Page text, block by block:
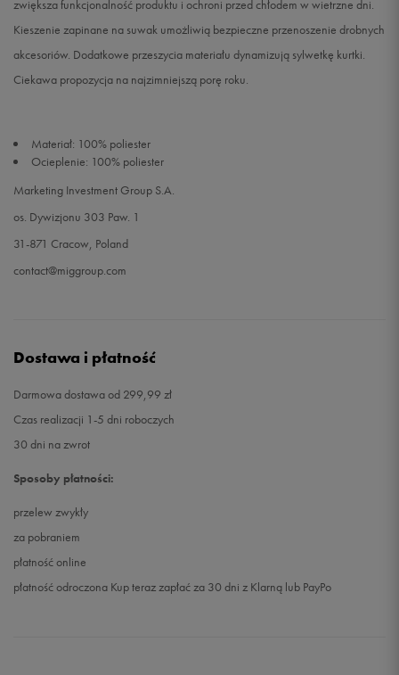
zwiększa funkcjonalność produktu i ochroni przed chłodem w wietrzne dni.
Kieszenie zapinane na suwak umożliwią bezpieczne przenoszenie drobnych
akcesoriów. Dodatkowe przeszycia materiału dynamizują sylwetkę kurtki.
Ciekawa propozycja na najzimniejszą porę roku.
Materiał: 100% poliester
Ocieplenie: 100% poliester
Marketing Investment Group S.A.
os. Dywizjonu 303 Paw. 1
31-871 Cracow, Poland
contact@miggroup.com
Dostawa i płatność
Darmowa dostawa od 299,99 zł
Czas realizacji 1-5 dni roboczych
30 dni na zwrot
Sposoby płatności:
przelew zwykły
za pobraniem
płatność online
płatność odroczona Kup teraz zapłać za 30 dni z Klarną lub PayPo